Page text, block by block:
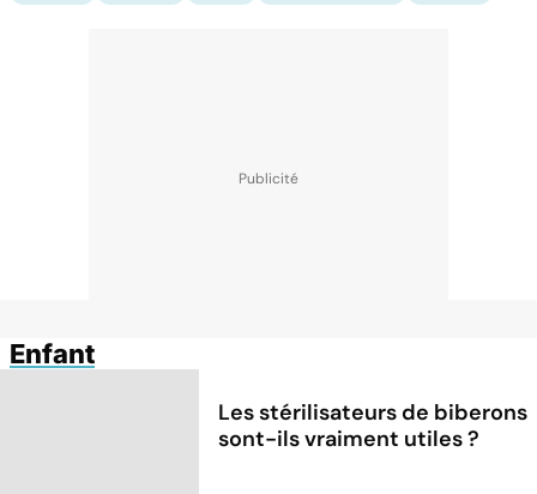
Enfant
Les stérilisateurs de biberons
sont-ils vraiment utiles ?